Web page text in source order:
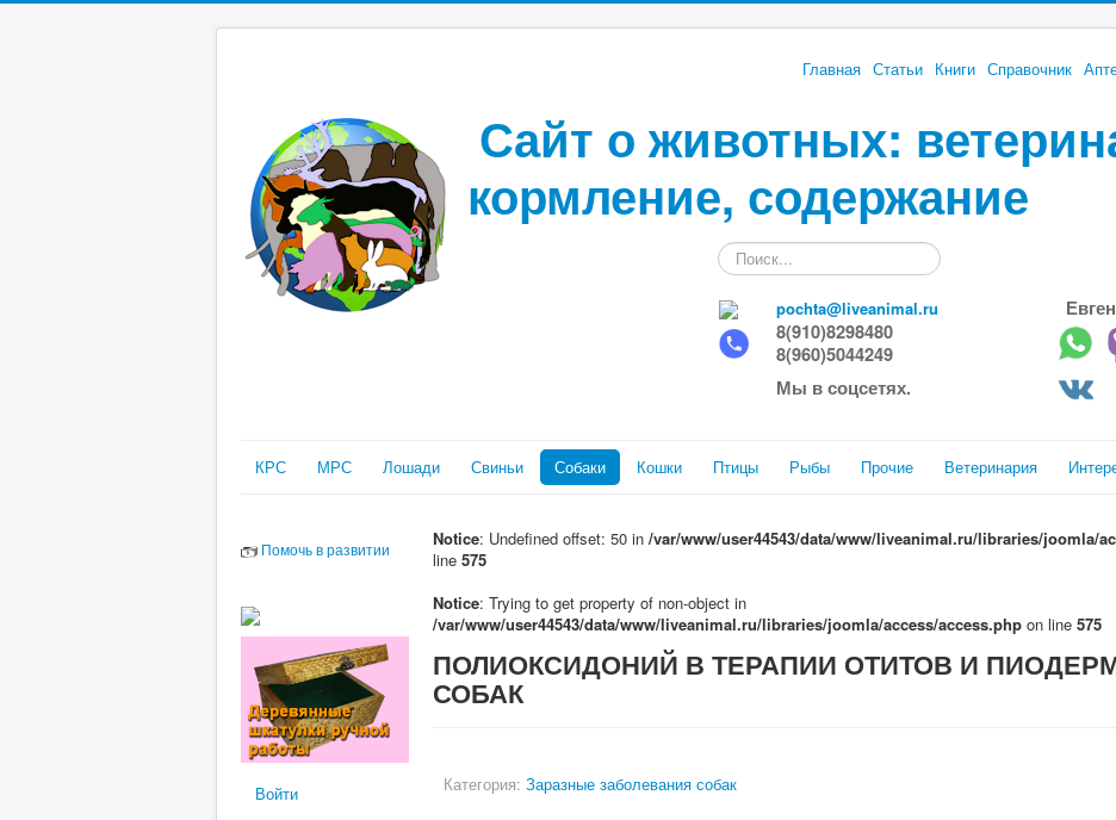
Главная Статьи Книги Справочник
Сайт о животных:
кормление, содержание
Искать...
pochta@liveanimal.ru
8(910)8298480
8(960)5044249
Мы в соцсетях.
КРС МРС Лошади Свиньи Собаки Кошки Птицы Рыбы Прочие Ветеринария
Помочь в развитии
Войти
Notice: Undefined offset: 50 in /var/www/user44543/data/www/liveanimal.ru/libraries/joomla/
line 575
Notice: Trying to get property of non-object in
/var/www/user44543/data/www/liveanimal.ru/libraries/joomla/access/access.php on line 575
ПОЛИОКСИДОНИЙ В ТЕРАПИИ ОТИТОВ И
СОБАК
Категория: Заразные заболевания собак